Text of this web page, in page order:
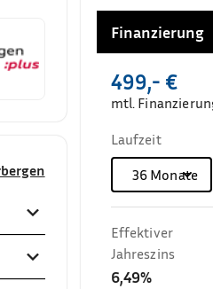
Finanzierung
499,- €
mtl.
Laufzeit
36Monate
Effektiver
Jahreszins
6,49%